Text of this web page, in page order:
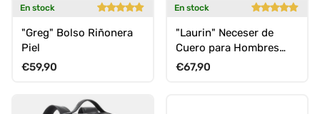
En stock
"Greg" Bolso Riñonera
Piel
Precio normal
€59,90
En stock
"Laurin" Neceser de
Cuero para Hombres
Grande Estuche de Aseo
Precio normal
€67,90